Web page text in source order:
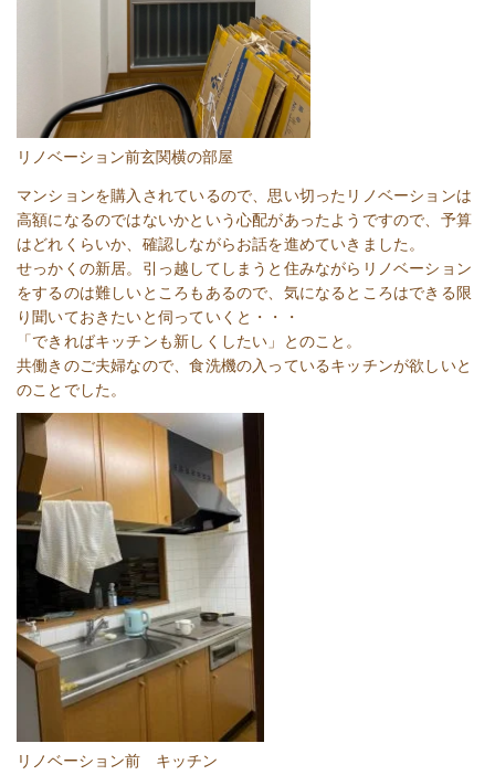
リノベーション前玄関横の部屋
マンションを購入されているので、思い切ったリノベーションは
高額になるのではないかという心配があったようですので、予算
はどれくらいか、確認しながらお話を進めていきました。
せっかくの新居。引っ越してしまうと住みながらリノベーション
をするのは難しいところもあるので、気になるところはできる限
り聞いておきたいと伺っていくと・・・
「できればキッチンも新しくしたい」とのこと。
共働きのご夫婦なので、食洗機の入っているキッチンが欲しいと
のことでした。
リノベーション前 キッチン